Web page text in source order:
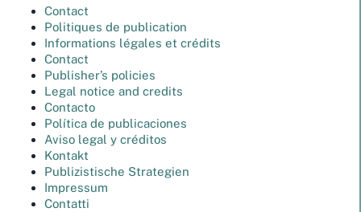
Contact
Politiques de publication
Informations légales et crédits
Contact
Publisher’s policies
Legal notice and credits
Contacto
Política de publicaciones
Aviso legal y créditos
Kontakt
Publizistische Strategien
Impressum
Contatti